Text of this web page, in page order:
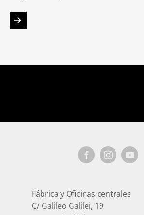
Fábrica y Oficinas centrales
C/ Galileo Galilei, 19